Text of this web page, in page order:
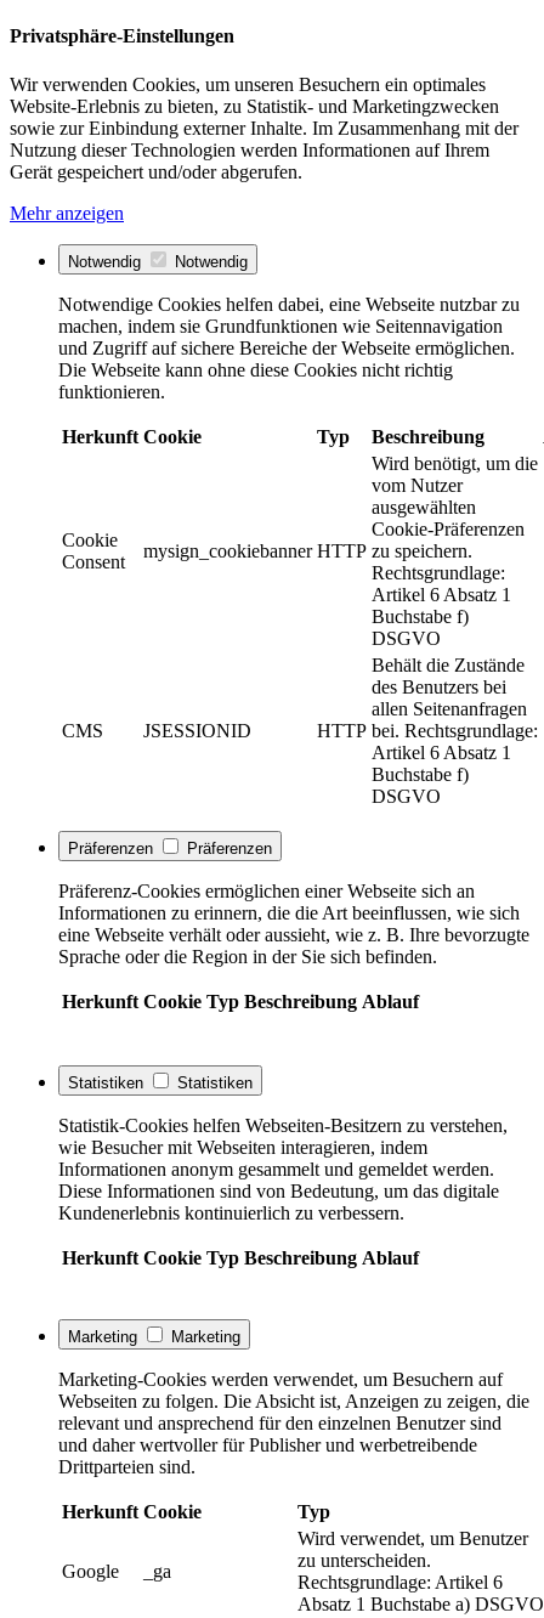
Privatsphäre-Einstellungen
Wir verwenden Cookies, um unseren Besuchern ein optimales
Website-Erlebnis zu bieten, zu Statistik- und Marketingzwecken
sowie zur Einbindung externer Inhalte. Im Zusammenhang mit der
Nutzung dieser Technologien werden Informationen auf Ihrem
Gerät gespeichert und/oder abgerufen.
Mehr anzeigen
Notwendig Notwendig
Notwendige Cookies helfen dabei, eine Webseite nutzbar zu
machen, indem sie Grundfunktionen wie Seitennavigation
und Zugriff auf sichere Bereiche der Webseite ermöglichen.
Die Webseite kann ohne diese Cookies nicht richtig
funktionieren.
Herkunft Cookie Typ Beschreibung
Cookie
Consent
mysign_cookiebanner HTTP
Wird benötigt, um die
vom Nutzer
ausgewählten
Cookie-Präferenzen
zu speichern.
Rechtsgrundlage:
Artikel 6 Absatz 1
Buchstabe f)
DSGVO
CMS JSESSIONID HTTP
Behält die Zustände
des Benutzers bei
allen Seitenanfragen
bei. Rechtsgrundlage:
Artikel 6 Absatz 1
Buchstabe f)
DSGVO
Präferenzen Präferenzen
Präferenz-Cookies ermöglichen einer Webseite sich an
Informationen zu erinnern, die die Art beeinflussen, wie sich
eine Webseite verhält oder aussieht, wie z. B. Ihre bevorzugte
Sprache oder die Region in der Sie sich befinden.
Herkunft Cookie Typ Beschreibung Ablauf
Statistiken Statistiken
Statistik-Cookies helfen Webseiten-Besitzern zu verstehen,
wie Besucher mit Webseiten interagieren, indem
Informationen anonym gesammelt und gemeldet werden.
Diese Informationen sind von Bedeutung, um das digitale
Kundenerlebnis kontinuierlich zu verbessern.
Herkunft Cookie Typ Beschreibung Ablauf
Marketing Marketing
Marketing-Cookies werden verwendet, um Besuchern auf
Webseiten zu folgen. Die Absicht ist, Anzeigen zu zeigen, die
relevant und ansprechend für den einzelnen Benutzer sind
und daher wertvoller für Publisher und werbetreibende
Drittparteien sind.
Herkunft Cookie Typ
Google _ga
Wird verwendet, um Benutzer
zu unterscheiden.
Rechtsgrundlage: Artikel 6
Absatz 1 Buchstabe a) DSGVO